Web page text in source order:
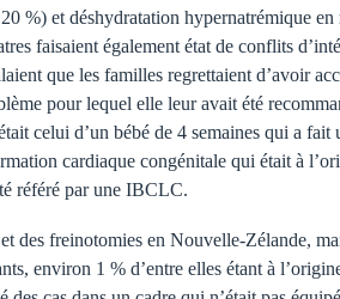
%) et déshydratation hypernatrémique
faisaient également état de conflits
que les familles regrettaient d’avoir
pour lequel elle leur avait été
celui d’un bébé de 4 semaines qui a
cardiaque congénitale qui était à
référé par une IBCLC.
des freinotomies en Nouvelle-Zélande,
environ 1 % d’entre elles étant à